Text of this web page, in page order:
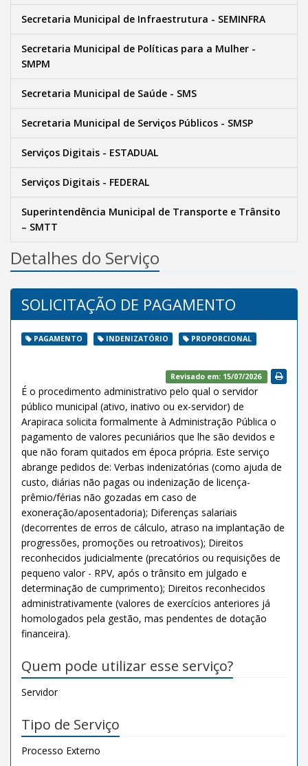
Secretaria Municipal de Infraestrutura - SEMINFRA
Secretaria Municipal de Políticas para a Mulher -
SMPM
Secretaria Municipal de Saúde - SMS
Secretaria Municipal de Serviços Públicos - SMSP
Serviços Digitais - ESTADUAL
Serviços Digitais - FEDERAL
Superintendência Municipal de Transporte e Trânsito
– SMTT
Detalhes do Serviço
SOLICITAÇÃO DE PAGAMENTO
PAGAMENTO INDENIZATÓRIO PROPORCIONAL
Revisado em: 15/07/2026
É o procedimento administrativo pelo qual o servidor
público municipal (ativo, inativo ou ex-servidor) de
Arapiraca solicita formalmente à Administração Pública o
pagamento de valores pecuniários que lhe são devidos e
que não foram quitados em época própria. Este serviço
abrange pedidos de: Verbas indenizatórias (como ajuda de
custo, diárias não pagas ou indenização de licença-
prêmio/férias não gozadas em caso de
exoneração/aposentadoria); Diferenças salariais
(decorrentes de erros de cálculo, atraso na implantação de
progressões, promoções ou retroativos); Direitos
reconhecidos judicialmente (precatórios ou requisições de
pequeno valor - RPV, após o trânsito em julgado e
determinação de cumprimento); Direitos reconhecidos
administrativamente (valores de exercícios anteriores já
homologados pela gestão, mas pendentes de dotação
financeira).
Quem pode utilizar esse serviço?
Servidor
Tipo de Serviço
Processo Externo